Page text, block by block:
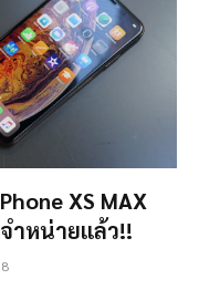
XS MAX
ำหน่ายแล้ว!!